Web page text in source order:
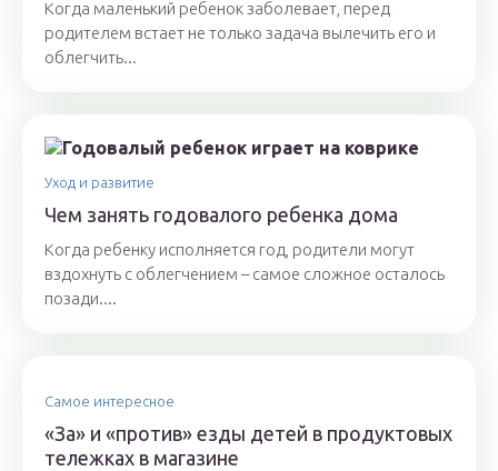
Когда маленький ребенок заболевает, перед
родителем встает не только задача вылечить его и
облегчить...
Уход и развитие
Чем занять годовалого ребенка дома
Когда ребенку исполняется год, родители могут
вздохнуть с облегчением – самое сложное осталось
позади....
Самое интересное
«За» и «против» езды детей в продуктовых
тележках в магазине